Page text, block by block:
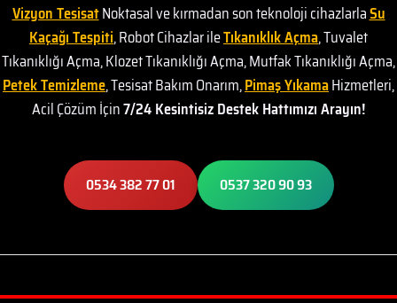
Vizyon TesisatNoktasal ve kırmadan son teknoloji cihazlarlaSu
Kaçağı Tespiti, Robot Cihazlar ileTıkanıklık Açma, Tuvalet
Tıkanıklığı Açma, Klozet Tıkanıklığı Açma, Mutfak Tıkanıklığı Açma,
Petek Temizleme, Tesisat Bakım Onarım,Pimaş YıkamaHizmetleri,
Acil Çözüm İçin7/24 Kesintisiz Destek Hattımızı Arayın!
0534 382 77 01 0537 320 90 93